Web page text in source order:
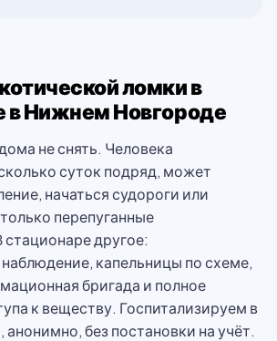
ломки в
в Нижнем Новгороде
не снять. Человека
суток подряд, может
начаться судороги или
перепуганные
другое:
капельницы по схеме,
бригада и полное
к веществу. Госпитализируем в
без постановки на учёт.